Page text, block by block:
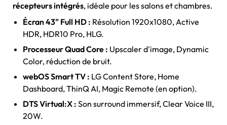
récepteurs intégrés, idéale pour les salons et chambres.
Écran 43" Full HD : Résolution 1920x1080, Active
HDR, HDR10 Pro, HLG.
Processeur Quad Core : Upscaler d'image, Dynamic
Color, réduction de bruit.
webOS Smart TV : LG Content Store, Home
Dashboard, ThinQ AI, Magic Remote (en option).
DTS Virtual:X : Son surround immersif, Clear Voice III,
20W.